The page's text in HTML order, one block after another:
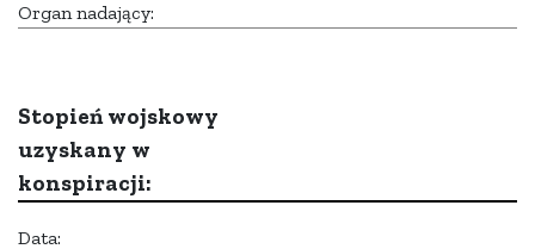
Organ nadający:
Stopień wojskowy
uzyskany w
konspiracji:
Data: